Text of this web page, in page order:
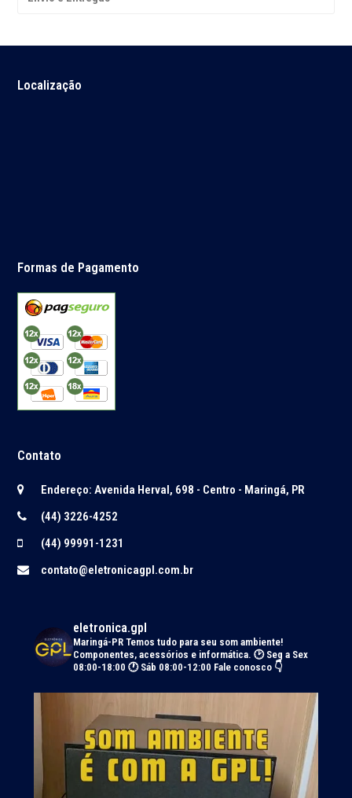
Localização
Formas de Pagamento
Contato
Endereço: Avenida Herval, 698 - Centro - Maringá, PR
(44) 3226-4252
(44) 99991-1231
contato@eletronicagpl.com.br
eletronica.gpl
Maringá-PRTemos tudo para seu som ambiente!
Componentes, acessórios e informática. 🕑 Seg a Sex
08:00-18:00 🕐 Sáb 08:00-12:00 Fale conosco 👇